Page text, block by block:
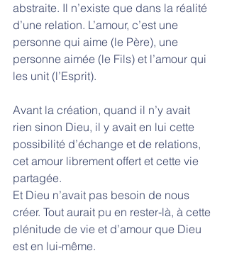
abstraite. Il n’existe que dans la réalité
d’une relation. L’amour, c’est une
personne qui aime (le Père), une
personne aimée (le Fils) et l’amour qui
les unit (l’Esprit).
Avant la création, quand il n’y avait
rien sinon Dieu, il y avait en lui cette
possibilité d’échange et de relations,
cet amour librement offert et cette vie
partagée.
Et Dieu n’avait pas besoin de nous
créer. Tout aurait pu en rester-là, à cette
plénitude de vie et d’amour que Dieu
est en lui-même.